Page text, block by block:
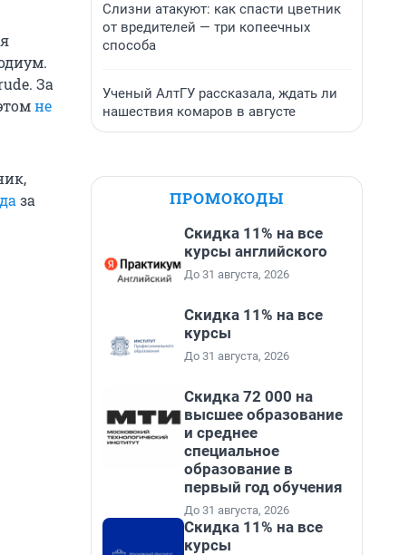
За
не
за
Слизни атакуют: как спасти цветник
от вредителей — три копеечных
способа
Ученый АлтГУ рассказала, ждать ли
нашествия комаров в августе
ПРОМОКОДЫ
Скидка 11% на все
курсы английского
До 31 августа, 2026
Скидка 11% на все
курсы
До 31 августа, 2026
Скидка 72 000 на
высшее образование
и среднее
специальное
образование в
первый год обучения
До 31 августа, 2026
Скидка 11% на все
курсы